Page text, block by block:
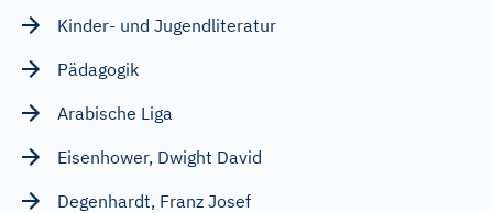
Kinder- und Jugendliteratur
Pädagogik
Arabische Liga
Eisenhower, Dwight David
Degenhardt, Franz Josef